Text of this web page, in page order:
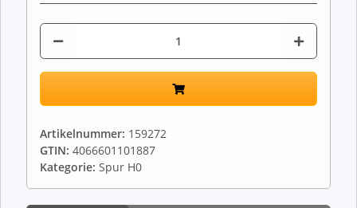
Artikelnummer: 159272
GTIN: 4066601101887
Kategorie: Spur H0